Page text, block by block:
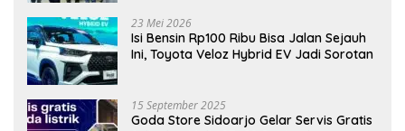
23 Mei 2026
Isi Bensin Rp100 Ribu Bisa Jalan Sejauh
Ini, Toyota Veloz Hybrid EV Jadi Sorotan
15 September 2025
Goda Store Sidoarjo Gelar Servis Gratis